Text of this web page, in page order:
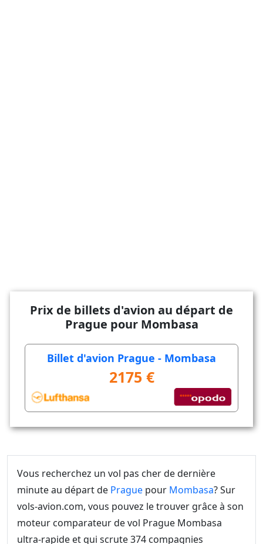
Prix de billets d'avion au départ de
Prague pour Mombasa
Billet d'avion Prague - Mombasa
2175 €
Vous recherchez un vol pas cher de dernière
minute au départ de Prague pour Mombasa? Sur
vols-avion.com, vous pouvez le trouver grâce à son
moteur comparateur de vol Prague Mombasa
ultra-rapide et qui scrute 374 compagnies